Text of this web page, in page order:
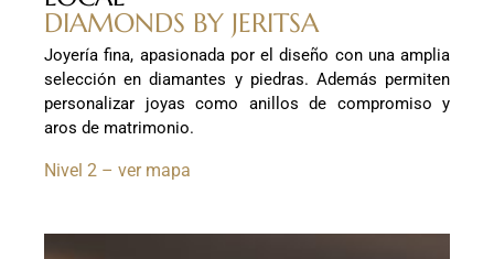
DIAMONDS BY JERITSA
Joyería fina, apasionada por el diseño con una amplia
selección en diamantes y piedras. Además permiten
personalizar joyas como anillos de compromiso y
aros de matrimonio.
Nivel 2 – ver mapa